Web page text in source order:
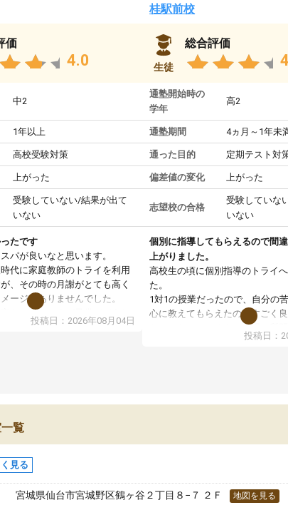
価
4.0
中2
1年以上
高校受験対策
上がった
受験していない/結果が出て
いない
たです
パが良いなと思います。
代に家庭教師のトライを利用
、その時の月謝がとても高く
ージがありませんでした。
だったのですが子供がどうし
言うので利用し始めた形です。
ても通って損はないなと感じ
投稿日：2026年08月04日
桂駅前校
生徒
総合評価
通塾開始時の
学年
高2
通塾期間 4ヵ月～1年未
通った目的 定期テスト対
偏差値の変化 上がった
志望校の合格
受験していな
いない
個別に指導してもらえるので間
上がりました。
高校生の頃に個別指導のトライ
た。
1対1の授業だったので、自分の
心に教えてもらえたのがすごく良
わからないところもその場で質
解できるまで丁寧に説明しても
な人には特におすすめできる塾
投稿日：
覧
見る
宮城県仙台市宮城野区鶴ヶ谷２丁目８−７ ２Ｆ 地図を見る